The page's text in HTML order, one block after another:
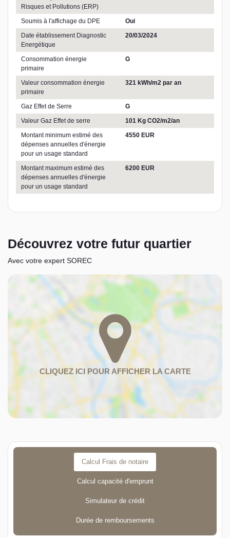
Risques et Pollutions (ERP)
Soumis à l'affichage du DPE
Oui
Date établissement Diagnostic
Energétique
20/03/2024
Consommation énergie
primaire
G
Valeur consommation énergie
primaire
321 kWh/m2 par an
Gaz Effet de Serre
G
Valeur Gaz Effet de serre
101 Kg CO2/m2/an
Montant minimum estimé des
dépenses annuelles d'énergie
pour un usage standard
4550 EUR
Montant maximum estimé des
dépenses annuelles d'énergie
pour un usage standard
6200 EUR
Découvrez votre futur quartier
Avec votre expert SOREC
Calcul Frais de notaire
Calcul capacité d'emprunt
Simulateur de crédit
Durée de remboursements